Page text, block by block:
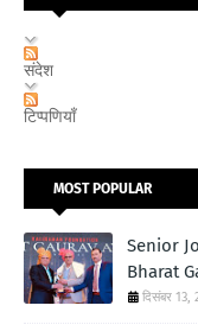
संदेश
टिप्पणियाँ
MOST POPULAR
Senior
Bharat
दिसंबर 13,